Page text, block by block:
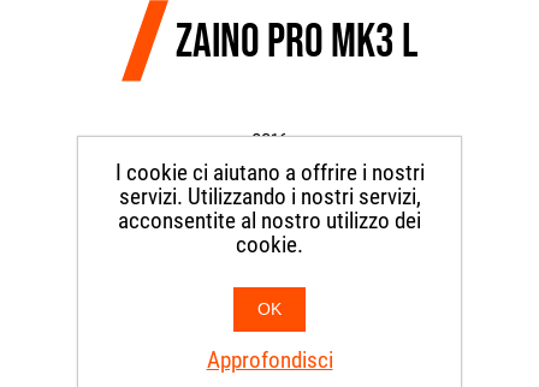
ZAINO PRO MK3 L
OG16
SKU: CIRNGBPPROLOG01
€235,00
I cookie ci aiutano a offrire i nostri
servizi. Utilizzando i nostri servizi,
acconsentite al nostro utilizzo dei
cookie.
OK
Approfondisci